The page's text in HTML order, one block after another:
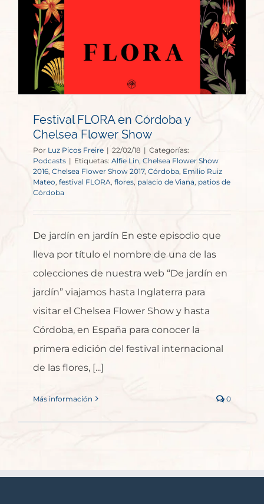
Festival FLORA en Córdoba y
Chelsea Flower Show
Por Luz Picos Freire | 22/02/18 | Categorías:
Podcasts | Etiquetas: Alfie Lin Chelsea Flower Show
2016 Chelsea Flower Show 2017, Córdoba, Emilio Ruiz
Mateo festival FLORA flores palacio de Viana patios de
Córdoba
De jardín en jardín En este episodio que
lleva por título el nombre de una de las
colecciones de nuestra web “De jardín en
jardín” viajamos hasta Inglaterra para
visitar el Chelsea Flower Show y hasta
Córdoba, en España para conocer la
primera edición del festival internacional
de las flores, [...]
Más información 0